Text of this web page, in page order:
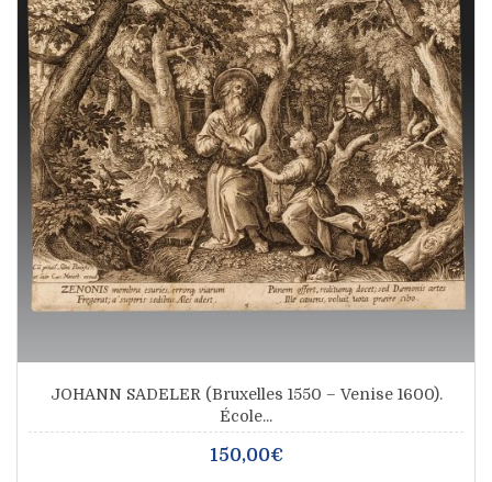
JOHANN SADELER (Bruxelles 1550 – Venise 1600).
École...
150,00€